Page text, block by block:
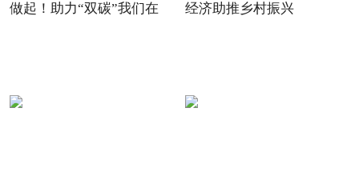
做起！助力“双碳”我们在
经济助推乡村振兴